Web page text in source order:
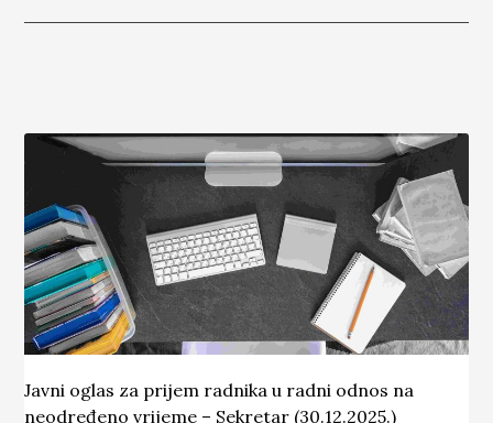
Javni oglas za prijem radnika u radni odnos na
neodređeno vrijeme – Sekretar (30.12.2025.)